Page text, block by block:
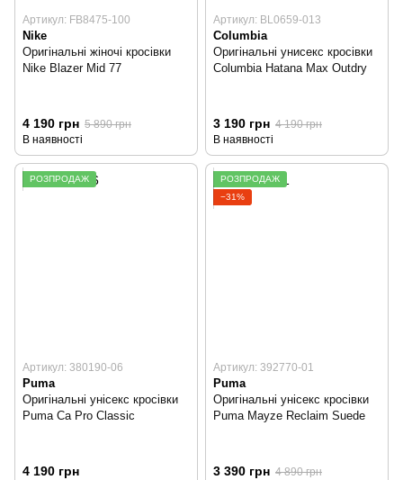
Артикул: FB8475-100
Nike
Оригінальні жіночі кросівки
Nike Blazer Mid 77
4 190 грн 5 890 грн
В наявності
Артикул: BL0659-013
Columbia
Оригінальні унисекс кросівки
Columbia Hatana Max Outdry
3 190 грн 4 190 грн
В наявності
РОЗПРОДАЖ
Артикул: 380190-06
Puma
Оригінальні унісекс кросівки
Puma Ca Pro Classic
4 190 грн
РОЗПРОДАЖ
−31%
Артикул: 392770-01
Puma
Оригінальні унісекс кросівки
Puma Mayze Reclaim Suede
3 390 грн 4 890 грн